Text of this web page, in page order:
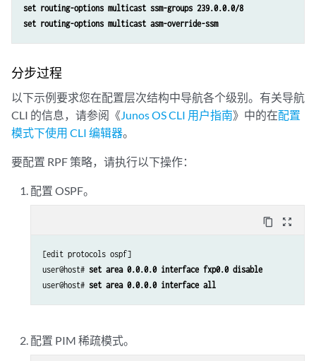
set routing-options multicast ssm-groups 239.0.0.0/8
set routing-options multicast asm-override-ssm
分步过程
以下示例要求您在配置层次结构中导航各个级别。有关导航
CLI 的信息，请参阅《Junos OS CLI 用户指南》中的在配置
模式下使用 CLI 编辑器。
要配置 RPF 策略，请执行以下操作：
配置 OSPF。
content_copy zoom_out_map
[edit protocols ospf]
user@host# set area 0.0.0.0 interface fxp0.0 disable
user@host# set area 0.0.0.0 interface all
配置 PIM 稀疏模式。